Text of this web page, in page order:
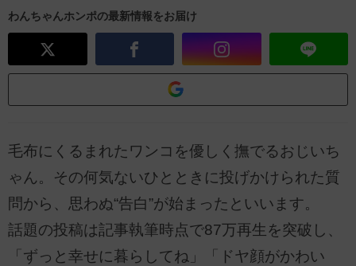
わんちゃんホンポの最新情報をお届け
毛布にくるまれたワンコを優しく撫でるおじいち
ゃん。その何気ないひとときに投げかけられた質
問から、思わぬ“告白”が始まったといいます。
話題の投稿は記事執筆時点で87万再生を突破し、
「ずっと幸せに暮らしてね」「ドヤ顔がかわい